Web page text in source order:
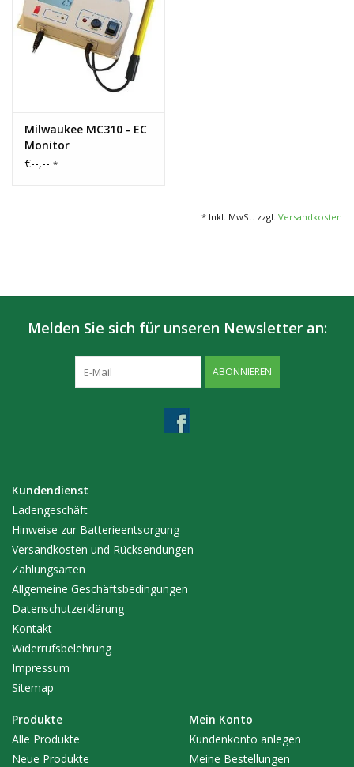
Milwaukee MC310 - EC
Monitor
€--,-- *
* Inkl. MwSt. zzgl. Versandkosten
Melden Sie sich für unseren Newsletter an:
ABONNIEREN
Kundendienst
Ladengeschäft
Hinweise zur Batterieentsorgung
Versandkosten und Rücksendungen
Zahlungsarten
Allgemeine Geschäftsbedingungen
Datenschutzerklärung
Kontakt
Widerrufsbelehrung
Impressum
Sitemap
Produkte
Alle Produkte
Neue Produkte
Mein Konto
Kundenkonto anlegen
Meine Bestellungen